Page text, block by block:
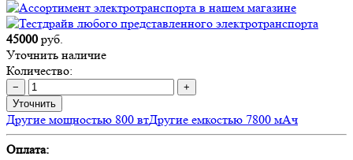
45000 руб.
Уточнить наличие
Количество:
−
+
Уточнить
Другие мощностью 800 втДругие емкостью 7800 мАч
Оплата: